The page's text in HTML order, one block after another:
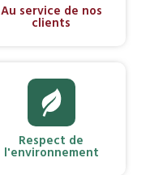
Au service de nos
clients
Respect de
l'environnement